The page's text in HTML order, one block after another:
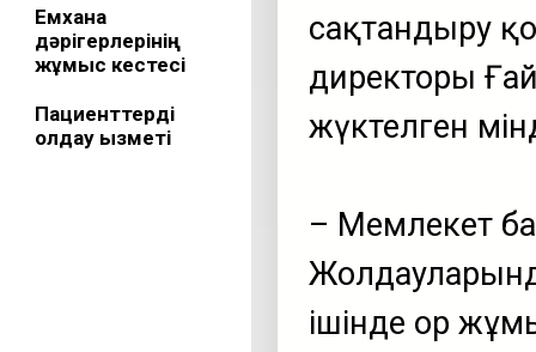
Емхана
дәрігерлерінің
жұмыс кестесі
Пациенттерді
қолдау қызметі
сақтандыру
директоры
жүктелген
– Мемлекет
ішінде Қор